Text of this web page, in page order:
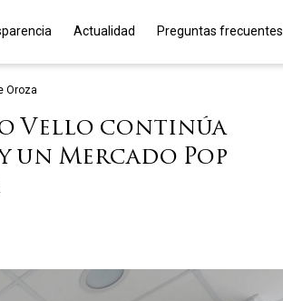
Actualidad Preguntas frecuentes
Oroza
Vello continúa
Mercado Pop